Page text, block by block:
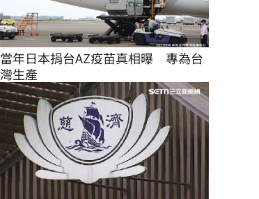
當年日本捐台AZ疫苗真相曝　專為台
灣生產